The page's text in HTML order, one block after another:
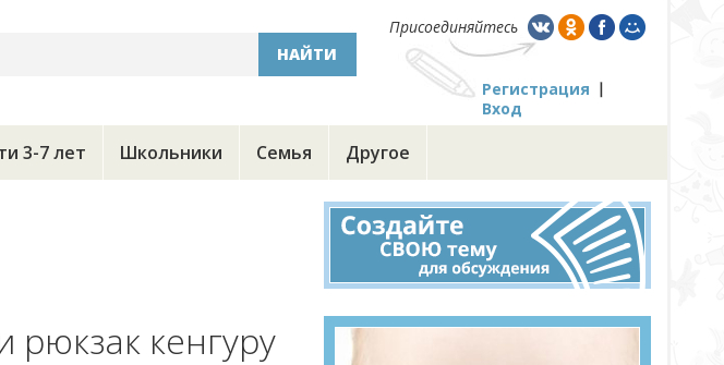
НАЙТИ
Присоединяйтесь
Регистрация
Вход
3-7 лет Школьники Семья Другое
рюкзак кенгуру